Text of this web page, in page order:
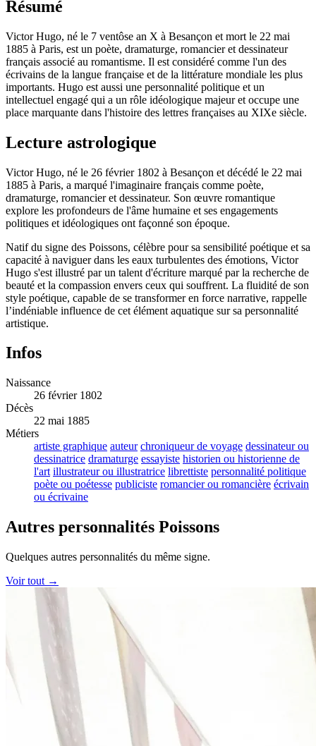
Résumé
Victor Hugo, né le 7 ventôse an X à Besançon et mort le 22 mai
1885 à Paris, est un poète, dramaturge, romancier et dessinateur
français associé au romantisme. Il est considéré comme l'un des
écrivains de la langue française et de la littérature mondiale les plus
importants. Hugo est aussi une personnalité politique et un
intellectuel engagé qui a un rôle idéologique majeur et occupe une
place marquante dans l'histoire des lettres françaises au XIXe siècle.
Lecture astrologique
Victor Hugo, né le 26 février 1802 à Besançon et décédé le 22 mai
1885 à Paris, a marqué l'imaginaire français comme poète,
dramaturge, romancier et dessinateur. Son œuvre romantique
explore les profondeurs de l'âme humaine et ses engagements
politiques et idéologiques ont façonné son époque.
Natif du signe des Poissons, célèbre pour sa sensibilité poétique et sa
capacité à naviguer dans les eaux turbulentes des émotions, Victor
Hugo s'est illustré par un talent d'écriture marqué par la recherche de
beauté et la compassion envers ceux qui souffrent. La fluidité de son
style poétique, capable de se transformer en force narrative, rappelle
l’indéniable influence de cet élément aquatique sur sa personnalité
artistique.
Infos
Naissance
26 février 1802
Décès
22 mai 1885
Métiers
artiste graphique auteur chroniqueur de voyage dessinateur ou
dessinatrice dramaturge essayiste historien ou historienne de
l'art illustrateur ou illustratrice librettiste personnalité politique
poète ou poétesse publiciste romancier ou romancière écrivain
ou écrivaine
Autres personnalités Poissons
Quelques autres personnalités du même signe.
Voir tout →